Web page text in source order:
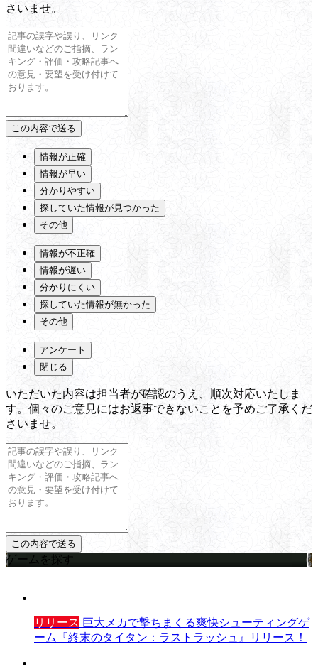
さいませ。
情報が正確
情報が早い
分かりやすい
探していた情報が見つかった
その他
情報が不正確
情報が遅い
分かりにくい
探していた情報が無かった
その他
アンケート
閉じる
いただいた内容は担当者が確認のうえ、順次対応いたしま
す。個々のご意見にはお返事できないことを予めご了承くだ
さいませ。
ゲームを探す
リリース 巨大メカで撃ちまくる爽快シューティングゲ
ーム『終末のタイタン：ラストラッシュ』リリース！